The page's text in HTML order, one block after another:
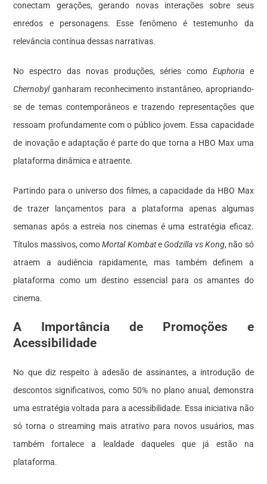
conectam gerações, gerando novas interações sobre seus
enredos e personagens. Esse fenômeno é testemunho da
relevância contínua dessas narrativas.
No espectro das novas produções, séries como Euphoriae
Chernobylganharam reconhecimento instantâneo, apropriando-
se de temas contemporâneos e trazendo representações que
ressoam profundamente com o público jovem. Essa capacidade
de inovação e adaptação é parte do que torna a HBO Max uma
plataforma dinâmica e atraente.
Partindo para o universo dos filmes, a capacidade da HBO Max
de trazer lançamentos para a plataforma apenas algumas
semanas após a estreia nos cinemas é uma estratégia eficaz.
Títulos massivos, comoMortal Kombate Godzilla vs Kong, não só
atraem a audiência rapidamente, mas também definem a
plataforma como um destino essencial para os amantes do
cinema.
A Importância de Promoções e
Acessibilidade
No que diz respeito à adesão de assinantes, a introdução de
descontos significativos, como 50% no plano anual, demonstra
uma estratégia voltada para a acessibilidade. Essa iniciativa não
só torna o streaming mais atrativo para novos usuários, mas
também fortalece a lealdade daqueles que já estão na
plataforma.